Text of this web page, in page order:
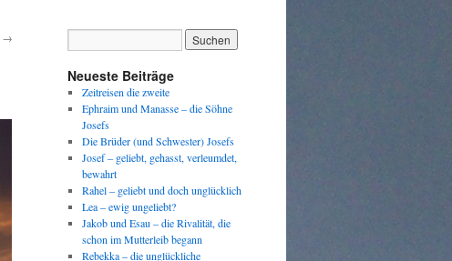
→
Neueste Beiträge
Zeitreisen die zweite
Ephraim und Manasse – die Söhne
Josefs
Die Brüder (und Schwester) Josefs
Josef – geliebt, gehasst, verleumdet,
bewahrt
Rahel – geliebt und doch unglücklich
Lea – ewig ungeliebt?
Jakob und Esau – die Rivalität, die
schon im Mutterleib begann
Rebekka – die unglückliche